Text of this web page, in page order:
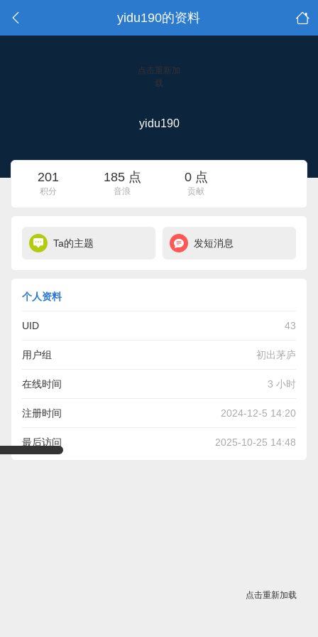
yidu190的资料
点击重新加
载
yidu190
201
积分
185 点
音浪
0 点
贡献
Ta的主题 发短消息
个人资料
UID 43
用户组 初出茅庐
在线时间 3 小时
注册时间 2024-12-5 14:20
最后访问 2025-10-25 14:48
点击重新加载